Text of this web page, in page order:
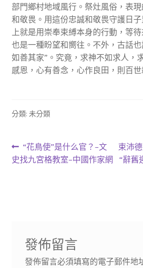
部門鄉村地域風行。祭灶風俗，表
和敬畏。用這份忠誠和敬畏守護日
上就是用崇奉束縛本身的行動，等
也是一種盼望和嚮往。不外，古話
如善其家”。究竟，求神不如求人，
感恩，心有善念，心作良田，則百世
分類: 未分類
文
章
上
一
“花鳥使”是什么官？–文
史找九宮格教室–中國作家網
下
一
束沛
“辭舊
發佈留言
發佈留言必須填寫的電子郵件地